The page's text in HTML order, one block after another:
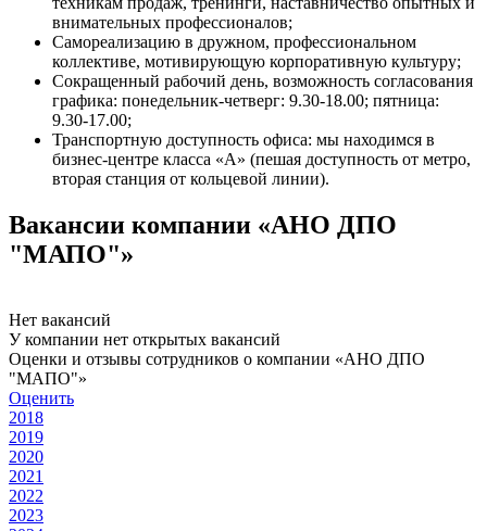
внимательных профессионалов;
Самореализацию в дружном, профессиональном
коллективе, мотивирующую корпоративную культуру;
Сокращенный рабочий день, возможность согласования
графика: понедельник-четверг: 9.30-18.00; пятница:
9.30-17.00;
Транспортную доступность офиса: мы находимся в
бизнес-центре класса «А» (пешая доступность от метро,
вторая станция от кольцевой линии).
Вакансии компании «АНО ДПО
"МАПО"»
Нет вакансий
У компании нет открытых вакансий
Оценки и отзывы сотрудников о компании «АНО ДПО
"МАПО"»
Оценить
2018
2019
2020
2021
2022
2023